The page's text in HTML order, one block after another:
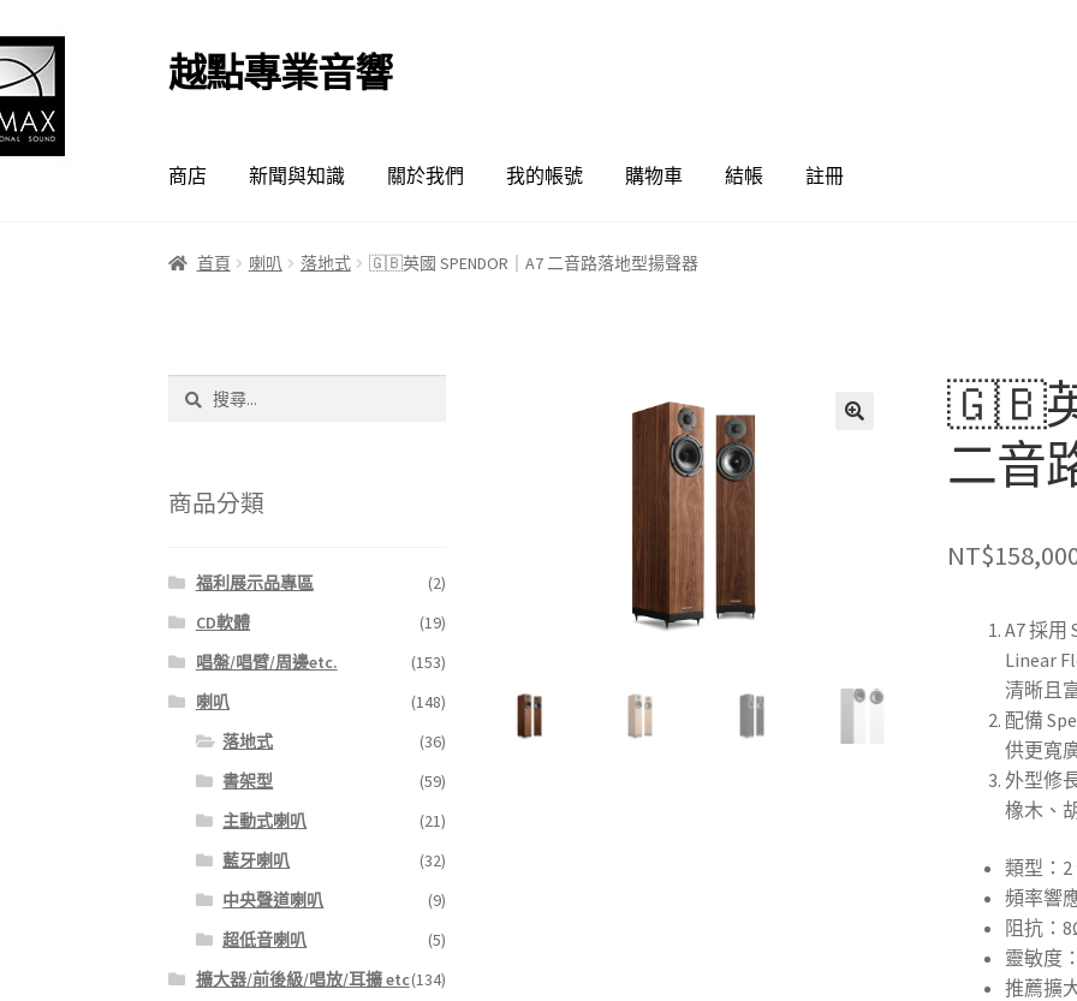
跳
至
列
跳
至
內
越點專業音響
商店 新聞與知識 關於我們 我的帳號 購物車 結帳 註冊
首頁 喇叭 落地式 🇬🇧英國 SPENDOR｜A7 二音路落地型揚聲器
🇬🇧英
二音
NT$
A7 採用
Linear
清晰且
配備
供更寬
外型修
橡木、
類型：
頻率響
阻抗：
靈敏度
推薦擴
字:
商品分類
福利展示品專區
(2)
CD軟體
(19)
唱盤/唱臂/周邊etc.
(153)
喇叭
(148)
落地式
(36)
書架型
(59)
主動式喇叭
(21)
藍牙喇叭
(32)
中央聲道喇叭
(9)
超低音喇叭
(5)
擴大器/前後級/唱放/耳擴 etc(134)